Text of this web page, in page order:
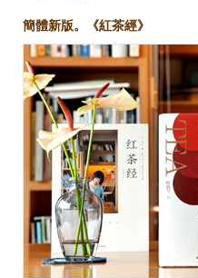
簡體新版。《紅茶經》